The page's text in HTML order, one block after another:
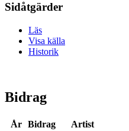
Sidåtgärder
Läs
Visa källa
Historik
Bidrag
År Bidrag Artist